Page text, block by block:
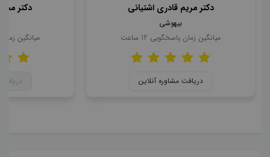
دکتر مریم قادری اشتیانی
بیهوشی
میانگین زمان پاسخگویی 12 ساعت
دریافت مشاوره آنلاین
دکتر
میانگین